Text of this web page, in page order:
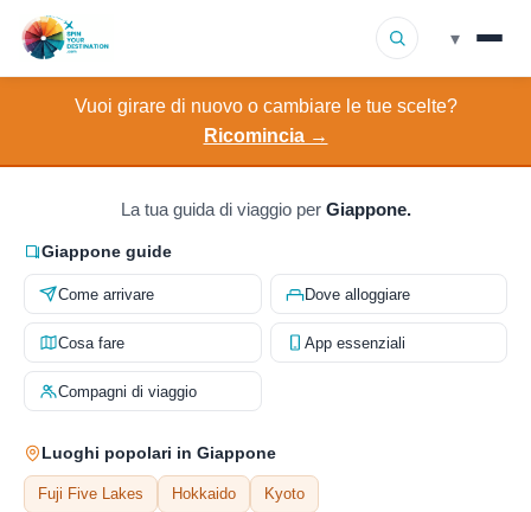
▾
Destinazioni
Come funziona
Chi siamo
Contatto
Vuoi girare di nuovo o cambiare le tue scelte?
Ricomincia →
La tua guida di viaggio per Giappone.
Giappone guide
Come arrivare Dove alloggiare
Cosa fare App essenziali
Compagni di viaggio
Luoghi popolari in Giappone
Fuji Five Lakes Hokkaido Kyoto